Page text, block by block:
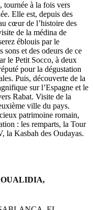
tournée à la fois vers
Elle est, depuis des
cœur de l’histoire des
de la médina de
éblouis par le
sons et des odeurs de ce
le Petit Socco, à deux
pour la dégustation
Puis, découverte de la
sur l’Espagne et le
Rabat. Visite de la
ville du pays.
patrimoine romain,
: les remparts, la Tour
la Kasbah des Oudayas.